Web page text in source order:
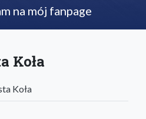
na mój fanpage
Koła
Koła